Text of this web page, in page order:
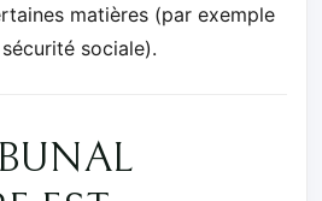
matières (par exemple
sociale).